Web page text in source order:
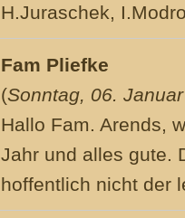
H.Juraschek,
Fam Pliefke
(Sonntag, 06.
Hallo Fam. Arends,
Jahr und alles gute.
hoffentlich nicht der